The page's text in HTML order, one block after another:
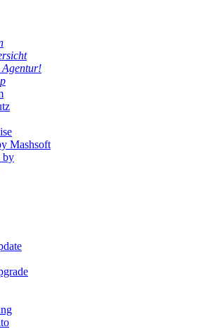
Agentur!
Mashsoft
by